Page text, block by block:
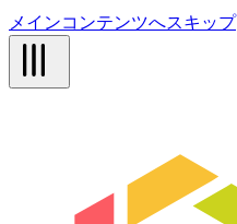
メインコンテンツへスキップ